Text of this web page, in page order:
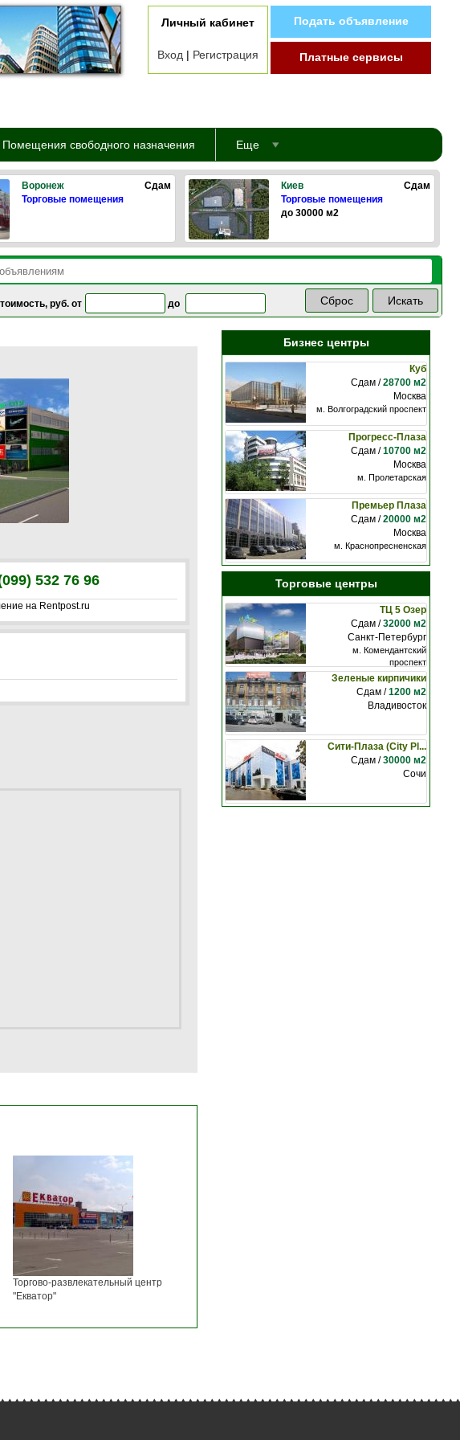
Личный кабинет
Вход | Регистрация
Подать объявление
Платные сервисы
Помещения свободного назначения Еще
Воронеж
Сдам
Торговые помещения
Киев
Сдам
Торговые помещения
до 30000 м2
руб. от до
532 76 96
на Rentpost.ru
Торгово-развлекательный центр
"Екватор"
Бизнес центры
Куб
Сдам /28700 м2
Москва
м. Волгоградский проспект
Прогресс-Плаза
Сдам /10700 м2
Москва
м. Пролетарская
Премьер Плаза
Сдам /20000 м2
Москва
м. Краснопресненская
Торговые центры
ТЦ 5 Озер
Сдам /32000 м2
Санкт-Петербург
м. Комендантский
проспект
Зеленые кирпичики
Сдам /1200 м2
Владивосток
Сити-Плаза (City Pl...
Сдам /30000 м2
Сочи